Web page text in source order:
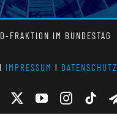
IM BUNDESTAG
l IMPRESSUM l DATENSCHUTZ